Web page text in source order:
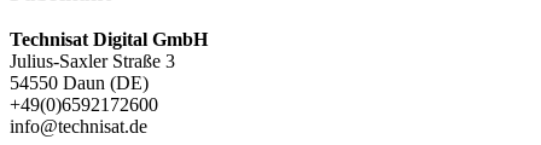
Technisat Digital GmbH
Julius-Saxler Straße 3
54550 Daun (DE)
+49(0)6592172600
info@technisat.de